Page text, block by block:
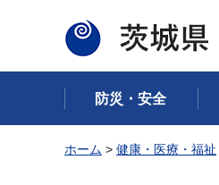
茨城県
防災・安全
ホーム > 健康・医療・福祉